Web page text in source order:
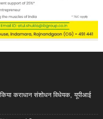
कराधान संशोधन विधेयक, यूपीआई